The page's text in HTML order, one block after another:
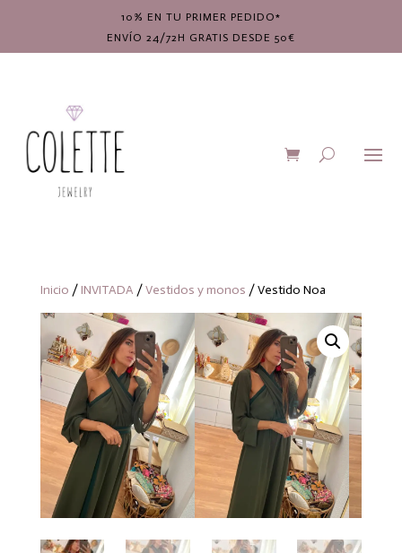
10% EN TU PRIMER PEDIDO*
ENVÍO 24/72H GRATIS DESDE 50€
Inicio / INVITADA /Vestidos y monos / Vestido Noa